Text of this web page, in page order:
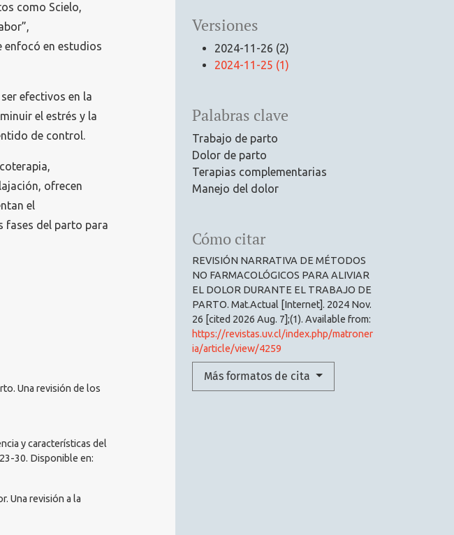
Versiones
2024-11-26 (2)
2024-11-25 (1)
Palabras clave
Trabajo de parto
Dolor de parto
Terapias complementarias
Manejo del dolor
Cómo citar
REVISIÓN NARRATIVA DE MÉTODOS
NO FARMACOLÓGICOS PARA ALIVIAR
EL DOLOR DURANTE EL TRABAJO DE
PARTO. Mat.Actual [Internet]. 2024 Nov.
26 [cited 2026 Aug. 7];(1). Available from:
https://revistas.uv.cl/index.php/matroner
ia/article/view/4259
Más formatos de cita
como Scielo,
enfocó en estudios
efectivos en la
el estrés y la
de control.
ofrecen
el
fases del parto para
Una revisión de los
y características del
30. Disponible en:
Una revisión a la